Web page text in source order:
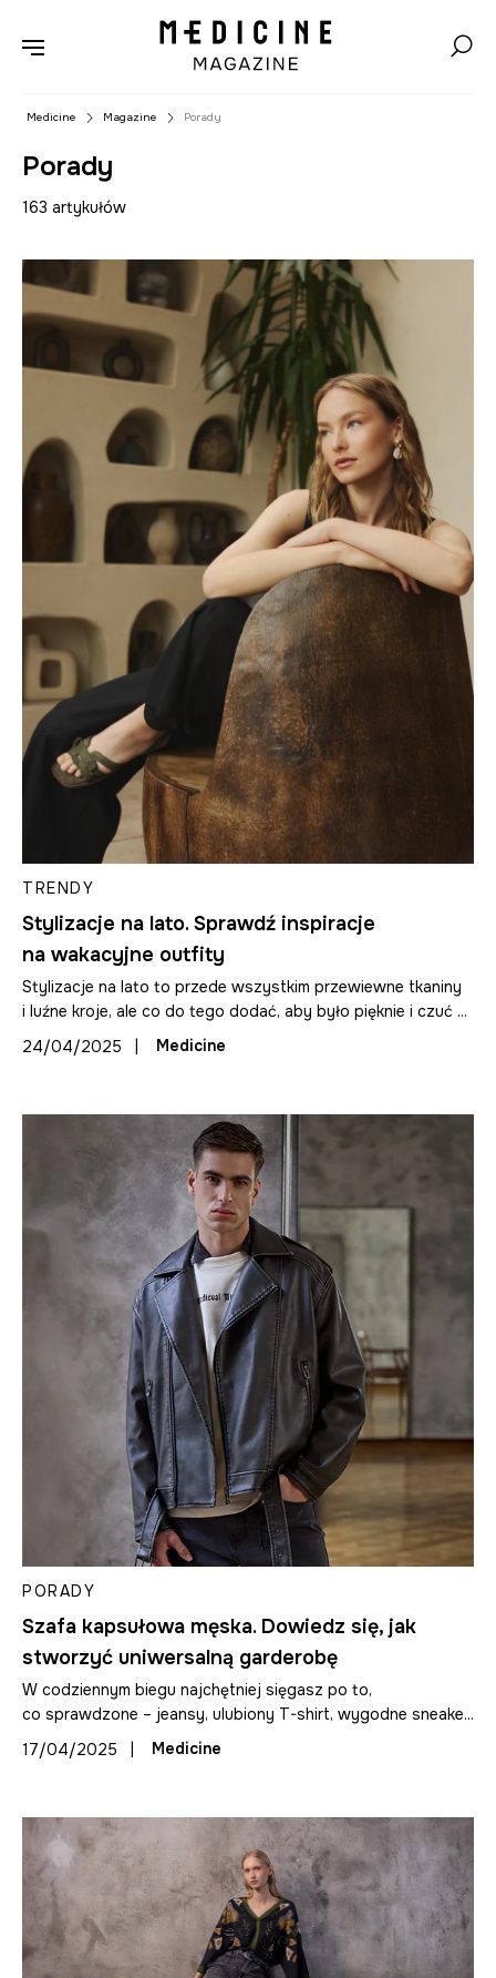
Medicine Magazine Porady
Porady
163 artykułów
TRENDY
Stylizacje na lato. Sprawdź inspiracje
na wakacyjne outfity
Stylizacje na lato to przede wszystkim przewiewne tkaniny
i luźne kroje, ale co do tego dodać, aby było pięknie i czuć ...
24/04/2025
| Medicine
PORADY
Szafa kapsułowa męska. Dowiedz się, jak
stworzyć uniwersalną garderobę
W codziennym biegu najchętniej sięgasz po to,
co sprawdzone – jeansy, ulubiony T-shirt, wygodne sneake...
17/04/2025
| Medicine